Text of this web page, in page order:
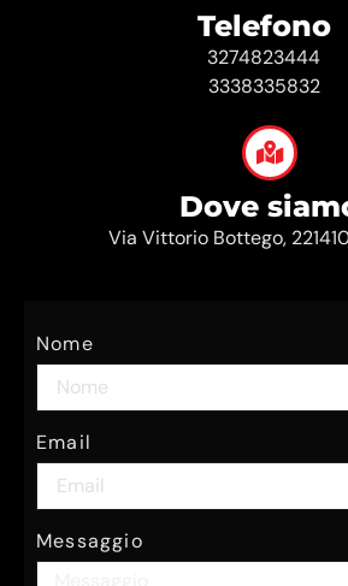
Telefono
3274823444
3338335832
Dove
Via Vittorio Bottego,
Nome
Email
Messaggio